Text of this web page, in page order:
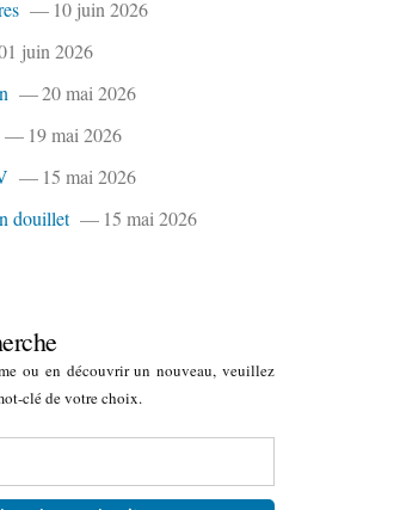
10 juin 2026
juin 2026
20 mai 2026
19 mai 2026
15 mai 2026
douillet
15 mai 2026
ou en découvrir un nouveau, veuillez
clé de votre choix.